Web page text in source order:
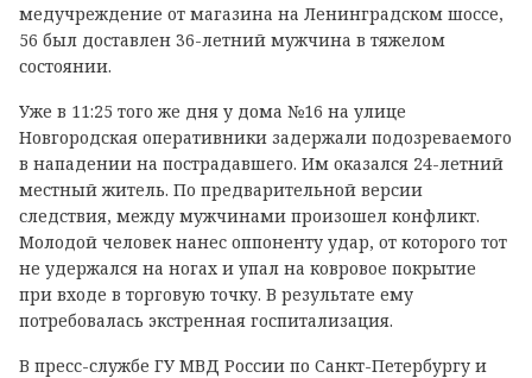
медучреждение от магазина на Ленинградском шоссе,
56 был доставлен 36-летний мужчина в тяжелом
состоянии.
Уже в 11:25 того же дня у дома №16 на улице
Новгородская оперативники задержали подозреваемого
в нападении на пострадавшего. Им оказался 24-летний
местный житель. По предварительной версии
следствия, между мужчинами произошел конфликт.
Молодой человек нанес оппоненту удар, от которого тот
не удержался на ногах и упал на ковровое покрытие
при входе в торговую точку. В результате ему
потребовалась экстренная госпитализация.
В пресс-службе ГУ МВД России по Санкт-Петербургу и